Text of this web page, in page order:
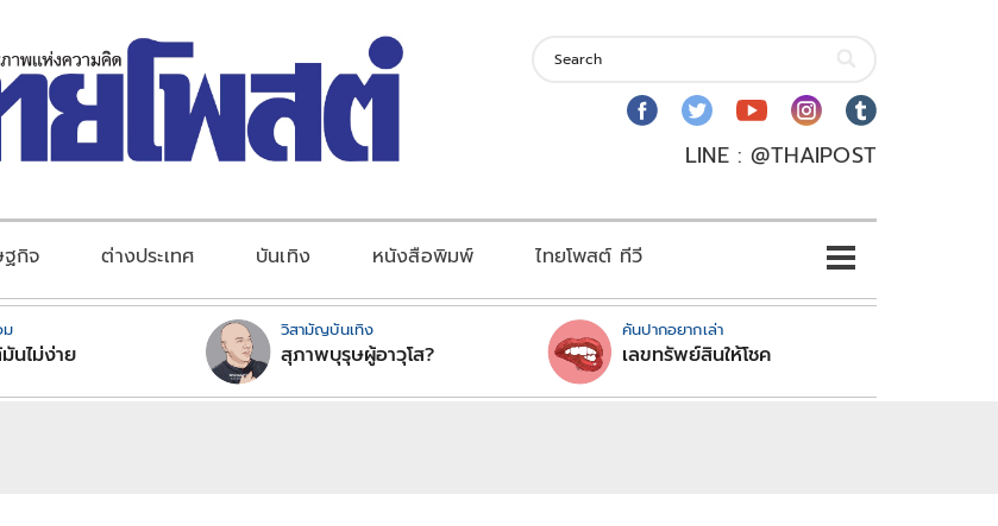
LINE : @THAIPOST
ฐกิจ ต่างประเทศ บันเทิง หนังสือพิมพ์ ไทยโพสต์ ทีวี
ม
นไม่ง่าย
วิสามัญบันเทิง
สุภาพบุรุษผู้อาวุโส?
คันปากอยากเล่า
เลขทรัพย์สินให้โชค